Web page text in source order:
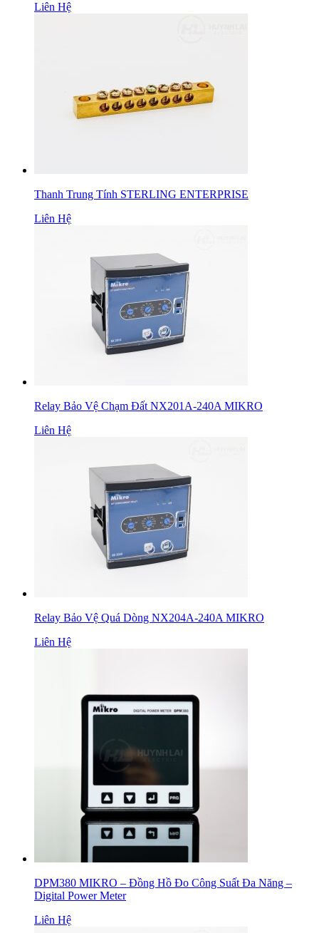
Liên Hệ
Thanh Trung Tính STERLING ENTERPRISE
Liên Hệ
Relay Bảo Vệ Chạm Đất NX201A-240A MIKRO
Liên Hệ
Relay Bảo Vệ Quá Dòng NX204A-240A MIKRO
Liên Hệ
DPM380 MIKRO – Đồng Hồ Đo Công Suất Đa Năng –
Digital Power Meter
Liên Hệ